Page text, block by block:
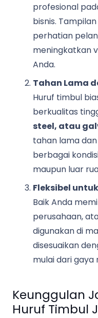
profesional
bisnis.
perhatian
meningkatkan
Anda.
Tahan Lama
Huruf timbul
berkualitas
steel, atau
tahan lama
berbagai
maupun luar
Fleksibel
Baik Anda
perusahaan,
digunakan di
disesuaikan
mulai dari gaya
Keunggulan
Huruf Timbul